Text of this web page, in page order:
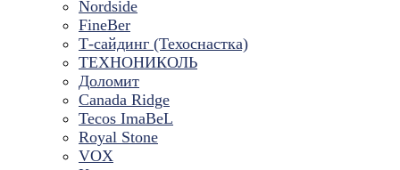
Nordside
FineBer
Т-сайдинг (Техоснастка)
ТЕХНОНИКОЛЬ
Доломит
Canada Ridge
Tecos ImaBeL
Royal Stone
VOX